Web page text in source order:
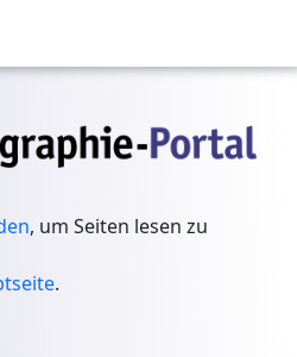
, um Seiten lesen zu
.